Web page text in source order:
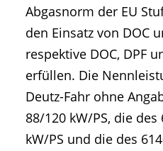
Abgasnorm der EU
den Einsatz von DOC
respektive DOC, DPF
erfüllen. Die
Deutz-Fahr ohne
88/120 kW/PS, die
kW/PS und die des